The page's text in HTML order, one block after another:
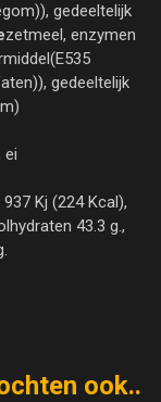
gedeeltelijk
zetmeel, enzymen
gedeeltelijk
ei
Kj (224 Kcal),
43.3 g.,
ook..